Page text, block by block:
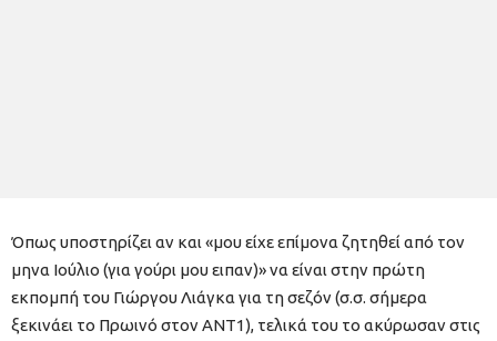
Όπως υποστηρίζει αν και «μου είχε επίμονα ζητηθεί από τον
μηνα Ιούλιο (για γούρι μου ειπαν)» να είναι στην πρώτη
εκπομπή του Γιώργου Λιάγκα για τη σεζόν (σ.σ. σήμερα
ξεκινάει το Πρωινό στον ΑΝΤ1), τελικά του το ακύρωσαν στις